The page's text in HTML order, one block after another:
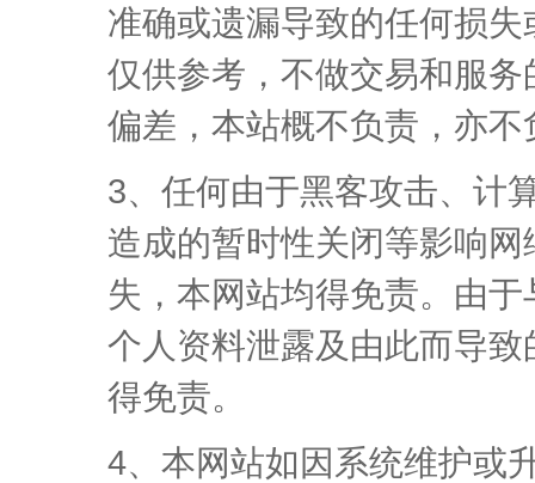
准确或遗漏导致的任何损
仅供参考，不做交易和服
偏差，本站概不负责，亦
3、任何由于黑客攻击、计
造成的暂时性关闭等影响
失，本网站均得免责。由
个人资料泄露及由此而导
得免责。
4、本网站如因系统维护或